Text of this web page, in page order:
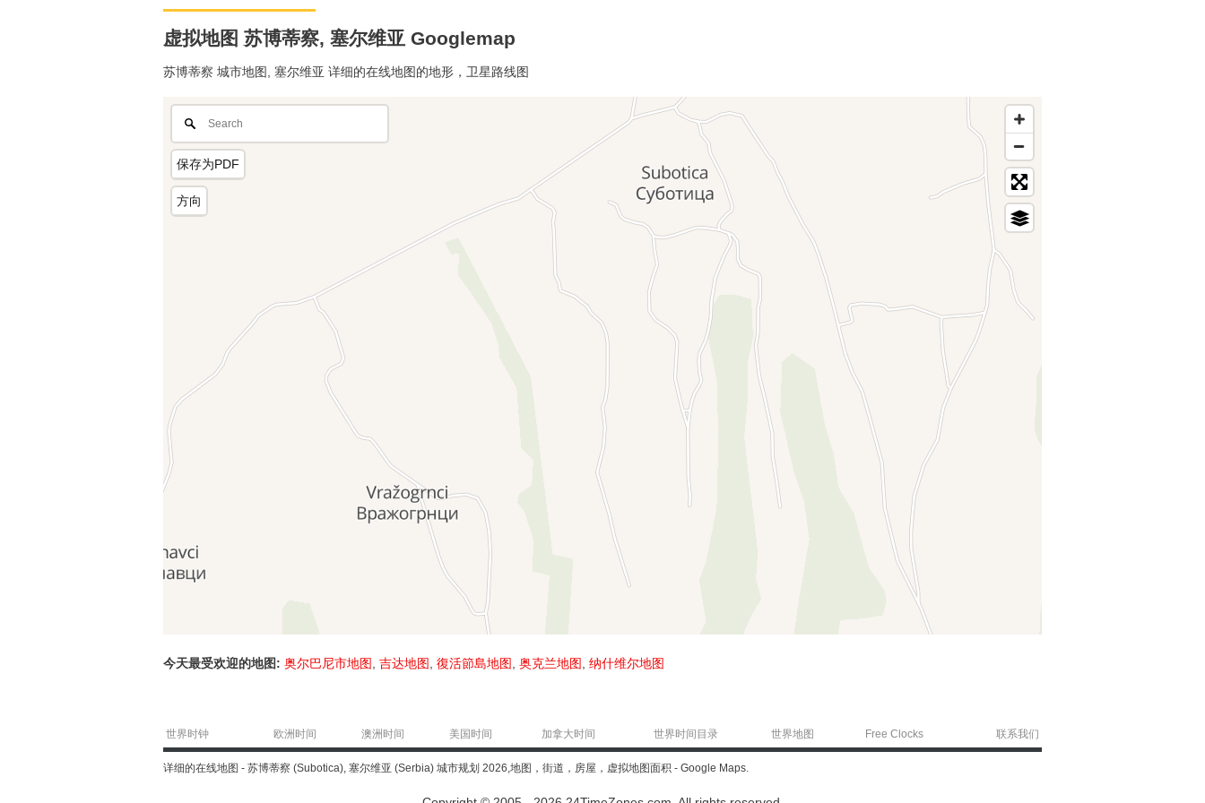
虚拟地图 苏博蒂察, 塞尔维亚 Googlemap
苏博蒂察 城市地图, 塞尔维亚 详细的在线地图的地形，卫星路线图
保存为PDF
方向
今天最受欢迎的地图: 奥尔巴尼市地图 吉达地图 復活節島地图 奥克兰地图 纳什维尔地图
世界时钟 欧洲时间 澳洲时间 美国时间 加拿大时间 世界时间目录 世界地图 Free Clocks 联系我们
详细的在线地图 - 苏博蒂察 (Subotica), 塞尔维亚 (Serbia) 城市规划 2026,地图，街道，房屋，虚拟地图面积 - Google Maps.